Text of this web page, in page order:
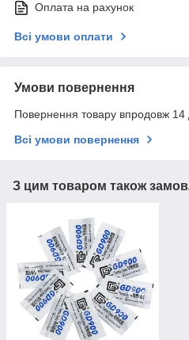
Оплата на рахунок
Всі умови оплати
Умови повернення
Повернення товару впродовж 14
Всі умови повернення
З цим товаром також